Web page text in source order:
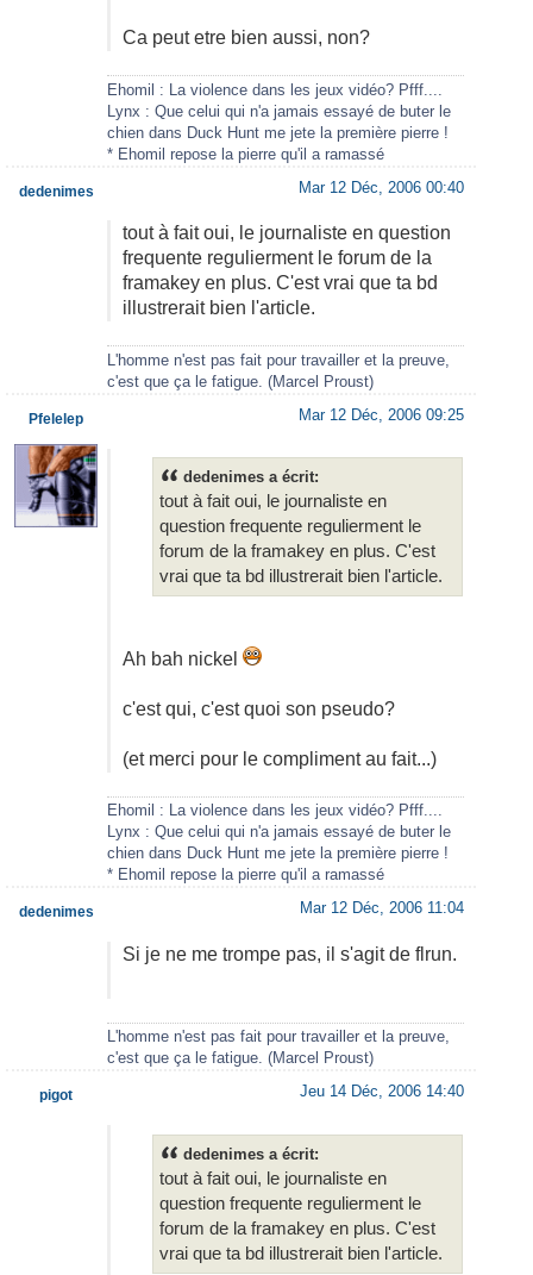
Ca peut etre bien aussi, non?
Ehomil : La violence dans les jeux vidéo? Pfff....
Lynx : Que celui qui n'a jamais essayé de buter le
chien dans Duck Hunt me jete la première pierre !
* Ehomil repose la pierre qu'il a ramassé
Mar 12 Déc, 2006 00:40
tout à fait oui, le journaliste en question
frequente regulierment le forum de la
framakey en plus. C'est vrai que ta bd
illustrerait bien l'article.
L'homme n'est pas fait pour travailler et la preuve,
c'est que ça le fatigue. (Marcel Proust)
dedenimes
Mar 12 Déc, 2006 09:25
dedenimes a écrit:
tout à fait oui, le journaliste en
question frequente regulierment le
forum de la framakey en plus. C'est
vrai que ta bd illustrerait bien l'article.
Ah bah nickel
c'est qui, c'est quoi son pseudo?
(et merci pour le compliment au fait...)
Ehomil : La violence dans les jeux vidéo? Pfff....
Lynx : Que celui qui n'a jamais essayé de buter le
chien dans Duck Hunt me jete la première pierre !
* Ehomil repose la pierre qu'il a ramassé
Pfelelep
Mar 12 Déc, 2006 11:04
Si je ne me trompe pas, il s'agit de flrun.
L'homme n'est pas fait pour travailler et la preuve,
c'est que ça le fatigue. (Marcel Proust)
dedenimes
Jeu 14 Déc, 2006 14:40
dedenimes a écrit:
tout à fait oui, le journaliste en
question frequente regulierment le
forum de la framakey en plus. C'est
vrai que ta bd illustrerait bien l'article.
pigot